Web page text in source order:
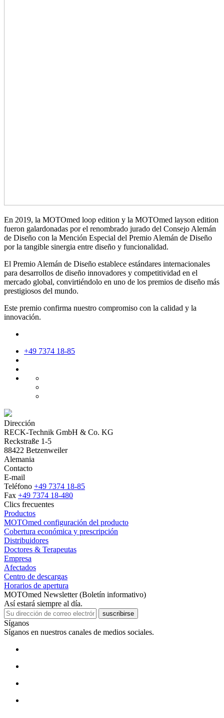
En 2019, la MOTOmed loop edition y la MOTOmed layson edition
fueron galardonadas por el renombrado jurado del Consejo Alemán
de Diseño con la Mención Especial del Premio Alemán de Diseño
por la tangible sinergia entre diseño y funcionalidad.
El Premio Alemán de Diseño establece estándares internacionales
para desarrollos de diseño innovadores y competitividad en el
mercado global, convirtiéndolo en uno de los premios de diseño más
prestigiosos del mundo.
Este premio confirma nuestro compromiso con la calidad y la
innovación.
+49 7374 18-85
Dirección
RECK-Technik GmbH & Co. KG
Reckstraße 1-5
88422 Betzenweiler
Alemania
Contacto
E-mail
Teléfono +49 7374 18-85
Fax +49 7374 18-480
Clics frecuentes
Productos
MOTOmed configuración del producto
Cobertura económica y prescripción
Distribuidores
Doctores & Terapeutas
Empresa
Afectados
Centro de descargas
Horarios de apertura
MOTOmed Newsletter (Boletín informativo)
Así estará siempre al día.
suscribirse
Síganos
Síganos en nuestros canales de medios sociales.